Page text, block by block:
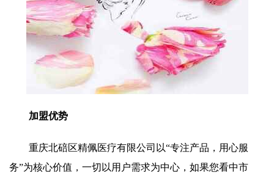
加盟优势
重庆北碚区精佩医疗有限公司以“专注产品，用心服
务”为核心价值，一切以用户需求为中心，如果您看中市